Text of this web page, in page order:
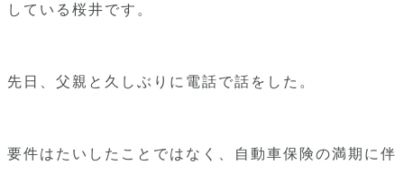
している桜井です。
先日、父親と久しぶりに電話で話をした。
要件はたいしたことではなく、自動車保険の満期に伴